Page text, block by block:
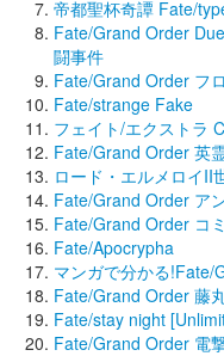
帝都聖杯奇譚 Fate/
Fate/Grand Order
闘事件
Fate/Grand Order フ
Fate/strange Fake
フェイト/エクストラ
Fate/Grand Order 英
ロード・エルメロイII
Fate/Grand Order ア
Fate/Grand Order コ
Fate/Apocrypha
マンガで分かる!Fate/
Fate/Grand Order 藤
Fate/stay night
Fate/Grand Order 電